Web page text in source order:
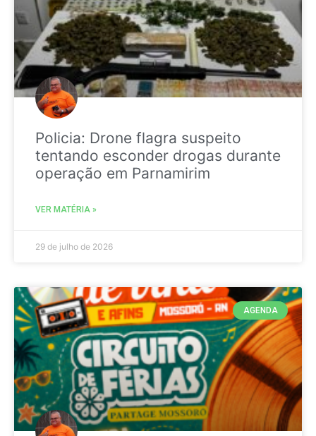
Policia: Drone flagra suspeito
tentando esconder drogas durante
operação em Parnamirim
VER MATÉRIA »
29 de julho de 2026
AGENDA